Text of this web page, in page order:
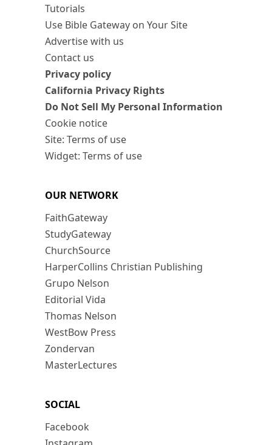
Tutorials
Use Bible Gateway on Your Site
Advertise with us
Contact us
Privacy policy
California Privacy Rights
Do Not Sell My Personal Information
Cookie notice
Site: Terms of use
Widget: Terms of use
OUR NETWORK
FaithGateway
StudyGateway
ChurchSource
HarperCollins Christian Publishing
Grupo Nelson
Editorial Vida
Thomas Nelson
WestBow Press
Zondervan
MasterLectures
SOCIAL
Facebook